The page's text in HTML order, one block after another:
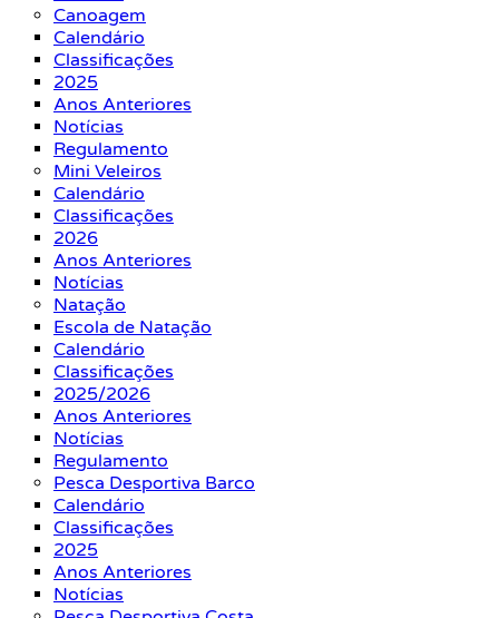
Canoagem
Calendário
Classificações
2025
Anos Anteriores
Notícias
Regulamento
Mini Veleiros
Calendário
Classificações
2026
Anos Anteriores
Notícias
Natação
Escola de Natação
Calendário
Classificações
2025/2026
Anos Anteriores
Notícias
Regulamento
Pesca Desportiva Barco
Calendário
Classificações
2025
Anos Anteriores
Notícias